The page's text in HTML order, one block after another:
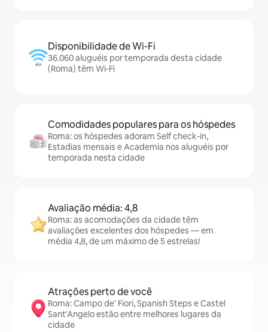
Disponibilidade de Wi-Fi
36.060 aluguéis por temporada desta cidade
(Roma) têm Wi-Fi
Comodidades populares para os hóspedes
Roma: os hóspedes adoram Self check-in,
Estadias mensais e Academia nos aluguéis por
temporada nesta cidade
Avaliação média: 4,8
Roma: as acomodações da cidade têm
avaliações excelentes dos hóspedes — em
média 4,8, de um máximo de 5 estrelas!
Atrações perto de você
Roma: Campo de' Fiori, Spanish Steps e Castel
Sant'Angelo estão entre melhores lugares da
cidade